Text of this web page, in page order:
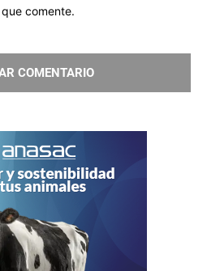
comente.